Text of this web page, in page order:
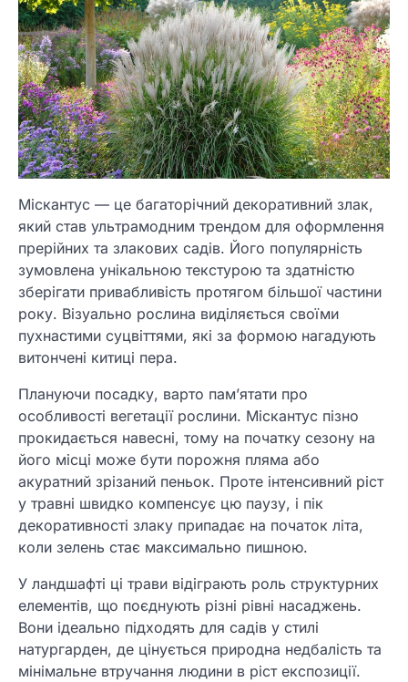
Міскантус — це багаторічний декоративний злак,
який став ультрамодним трендом для оформлення
прерійних та злакових садів. Його популярність
зумовлена унікальною текстурою та здатністю
зберігати привабливість протягом більшої частини
року. Візуально рослина виділяється своїми
пухнастими суцвіттями, які за формою нагадують
витончені китиці пера.
Плануючи посадку, варто пам’ятати про
особливості вегетації рослини. Міскантус пізно
прокидається навесні, тому на початку сезону на
його місці може бути порожня пляма або
акуратний зрізаний пеньок. Проте інтенсивний ріст
у травні швидко компенсує цю паузу, і пік
декоративності злаку припадає на початок літа,
коли зелень стає максимально пишною.
У ландшафті ці трави відіграють роль структурних
елементів, що поєднують різні рівні насаджень.
Вони ідеально підходять для садів у стилі
натургарден, де цінується природна недбалість та
мінімальне втручання людини в ріст експозиції.